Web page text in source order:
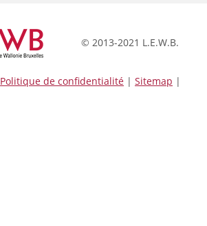
© 2013-2021 L.E.W.B.
Politique de confidentialité | Sitemap |